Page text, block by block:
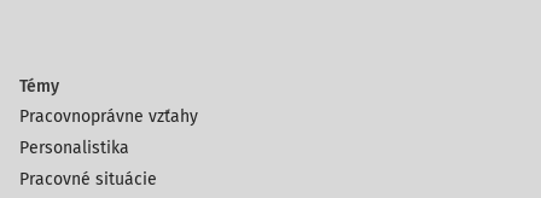
Témy
Pracovnoprávne vzťahy
Personalistika
Pracovné situácie